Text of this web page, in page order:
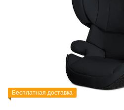
Бесплатная доставка